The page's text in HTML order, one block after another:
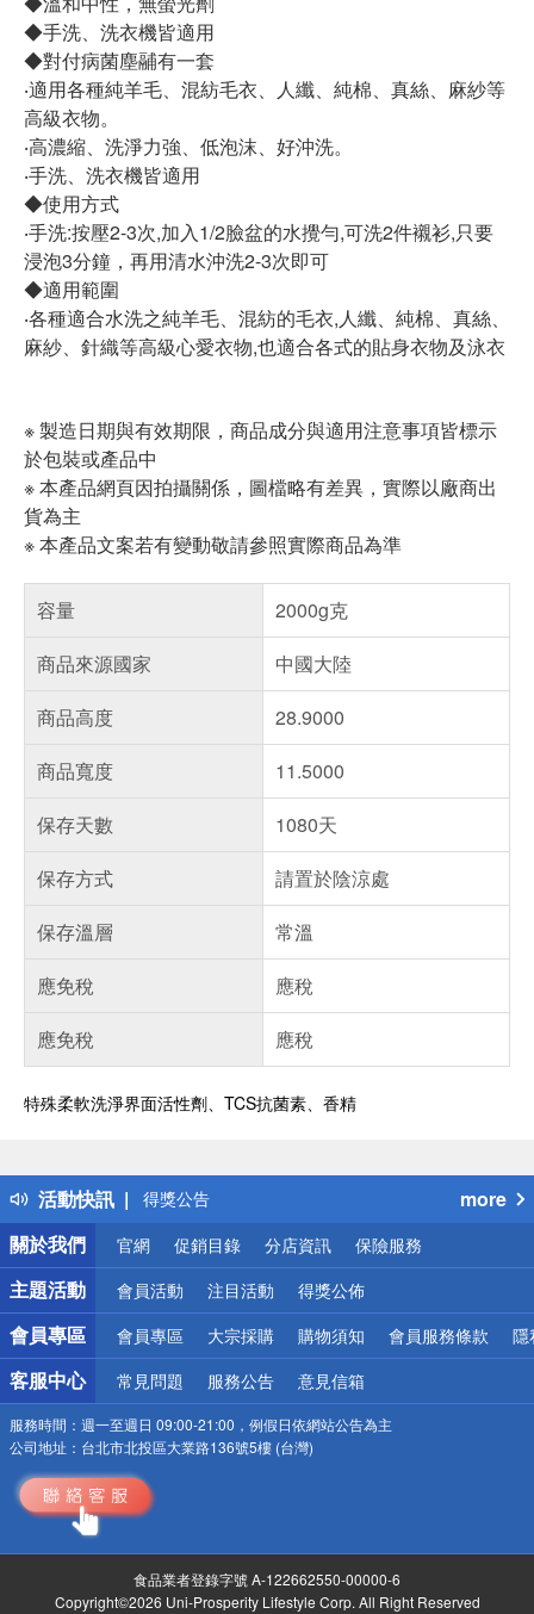
◆手洗、洗衣機皆適用
◆對付病菌塵鬴有一套
‧適用各種純羊毛、混紡毛衣、人纖、純棉、真絲、麻紗等
高級衣物。
‧高濃縮、洗淨力強、低泡沫、好沖洗。
‧手洗、洗衣機皆適用
◆使用方式
‧手洗:按壓2-3次,加入1/2臉盆的水攪勻,可洗2件襯衫,只要
浸泡3分鐘，再用清水沖洗2-3次即可
◆適用範圍
‧各種適合水洗之純羊毛、混紡的毛衣,人纖、純棉、真絲、
麻紗、針織等高級心愛衣物,也適合各式的貼身衣物及泳衣
※ 製造日期與有效期限，商品成分與適用注意事項皆標示
於包裝或產品中
※ 本產品網頁因拍攝關係，圖檔略有差異，實際以廠商出
貨為主
※ 本產品文案若有變動敬請參照實際商品為準
容量
2000g克
商品來源國家
中國大陸
商品高度
28.9000
商品寬度
11.5000
保存天數
1080天
保存方式
請置於陰涼處
保存溫層
常溫
應免稅
應稅
應免稅
應稅
特殊柔軟洗淨界面活性劑、TCS抗菌素、香精
活動快訊
得獎公告
熱門話題
銀行優惠
偏遠地區配送
詐騙網頁！請小心！
more
關於我們
官網 促銷目錄 分店資訊 保險服務
主題活動 會員活動 注目活動 得獎公佈
會員專區 會員專區 大宗採購 購物須知 會員服務條款 隱
客服中心 常見問題 服務公告 意見信箱
服務時間： 週一至週日 09:00-21:00，例假日依網站公告為主
公司地址： 台北市北投區大業路136號5樓 (台灣)
食品業者登錄字號 A-122662550-00000-6
Copyright©2026 Uni-Prosperity Lifestyle Corp. All Right Reserved